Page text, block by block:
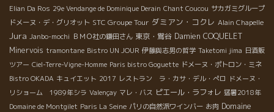
Elian Da Ros 29e Vendange de Dominique Derain Chant Coucou サカガミグループ
ドメーヌ・デ・グリオット STC Groupe Tour ダミアン・コクレ Alain Chapelle
Jura Janbo-mochi ＢＭＯ社の鎌田さん 東京・鴬谷 Damien COQUELET
Minervois tramontane Bistro UN JOUR 伊藤與志男の哲学 Taketomi jima 日酒販
ツアー Ciel-Terre-Vigne-Homme Paris bistro Goguette ドメーヌ・ポトロン・ミネ
Bistro OKADA キュイエット 2017 レストラン ラ・カサ・デル・ぺロ ドメーヌ・
リショーム 1989年シラ Valençay マレ・バス ピエール・ラフォレ 猛暑2018年
Domaine de Montgilet Paris La Seine パリの自然派ワインバー お肉 Domaine